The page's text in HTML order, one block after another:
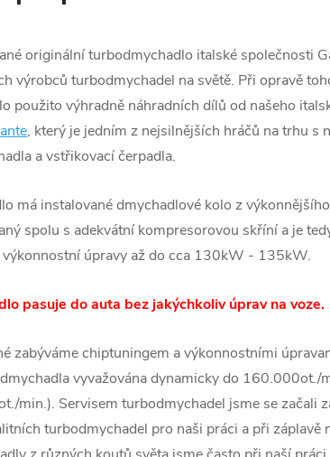
originální turbodmychadlo italské společnosti
výrobců turbodmychadel na světě. Při opravě
použito výhradně náhradních dílů od našeho
, který je jedním z nejsilnějších hráčů na trhu s
a vstřikovací čerpadla.
má instalované dmychadlové kolo z
spolu s adekvátní kompresorovou skříní a je
výkonnostní úpravy až do cca 130kW - 135kW.
pasuje do auta bez jakýchkoliv úprav na voze.
zabýváme chiptuningem a výkonnostními
vyvažována dynamicky do 160.000ot./
min.). Servisem turbodmychadel jsme se začali
turbodmychadel pro naši práci a při záplavě